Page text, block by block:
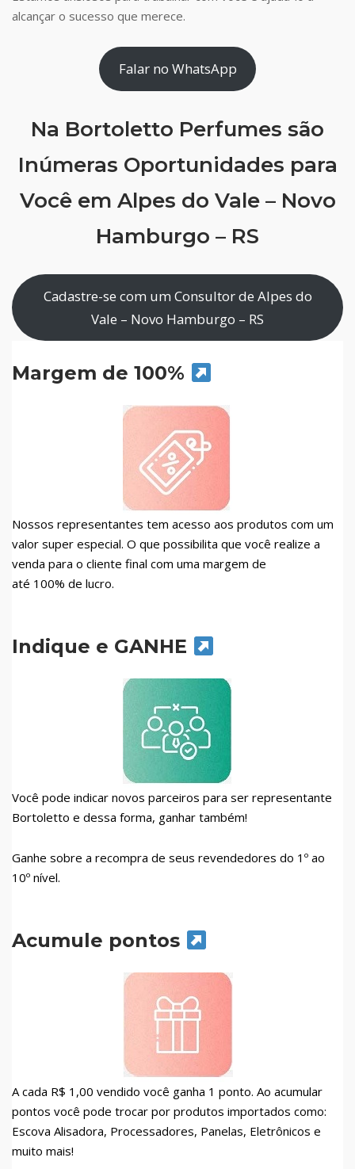
alcançar o sucesso que merece.
Falar no WhatsApp
Na Bortoletto Perfumes são
Inúmeras Oportunidades para
Você em Alpes do Vale – Novo
Hamburgo – RS
Cadastre-se com um Consultor de Alpes do
Vale – Novo Hamburgo – RS
Margem de 100%
Nossos representantes tem acesso aos produtos com um
valor super especial. O que possibilita que você realize a
venda para o cliente final com uma margem de
até 100% de lucro.
Indique e GANHE
Você pode indicar novos parceiros para ser representante
Bortoletto e dessa forma, ganhar também!
Ganhe sobre a recompra de seus revendedores do 1º ao
10º nível.
Acumule pontos
A cada R$ 1,00 vendido você ganha 1 ponto. Ao acumular
pontos você pode trocar por produtos importados como:
Escova Alisadora, Processadores, Panelas, Eletrônicos e
muito mais!